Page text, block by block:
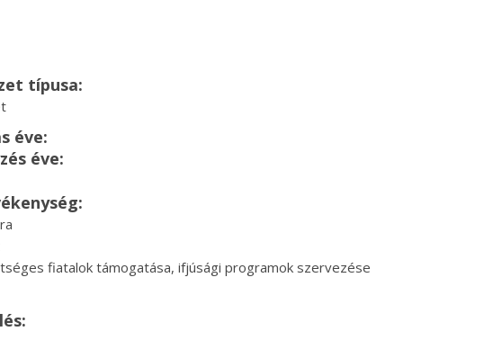
típusa:
éve:
éve:
fiatalok támogatása, ifjúsági programok szervezése